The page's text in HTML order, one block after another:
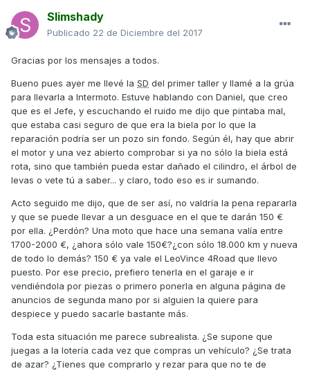
Slimshady
Publicado 22 de Diciembre del 2017
Gracias por los mensajes a todos.
Bueno pues ayer me llevé la SD del primer taller y llamé a la grúa
para llevarla a Intermoto. Estuve hablando con Daniel, que creo
que es el Jefe, y escuchando el ruido me dijo que pintaba mal,
que estaba casi seguro de que era la biela por lo que la
reparación podría ser un pozo sin fondo. Según él, hay que abrir
el motor y una vez abierto comprobar si ya no sólo la biela está
rota, sino que también pueda estar dañado el cilindro, el árbol de
levas o vete tú a saber... y claro, todo eso es ir sumando.
Acto seguido me dijo, que de ser así, no valdría la pena repararla
y que se puede llevar a un desguace en el que te darán 150 €
por ella. ¿Perdón? Una moto que hace una semana valía entre
1700-2000 €, ¿ahora sólo vale 150€?¿con sólo 18.000 km y nueva
de todo lo demás? 150 € ya vale el LeoVince 4Road que llevo
puesto. Por ese precio, prefiero tenerla en el garaje e ir
vendiéndola por piezas o primero ponerla en alguna página de
anuncios de segunda mano por si alguien la quiere para
despiece y puedo sacarle bastante más.
Toda esta situación me parece subrealista. ¿Se supone que
juegas a la lotería cada vez que compras un vehículo? ¿Se trata
de azar? ¿Tienes que comprarlo y rezar para que no te de